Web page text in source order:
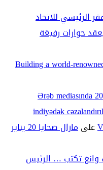
الرئيسي للاتحاد
حوارات رفيعَة
Building a world-
Ərəb mediasında
indiyədək
على
مازال ضحايا 20 يناير
وانغ تكتب … الرئيس